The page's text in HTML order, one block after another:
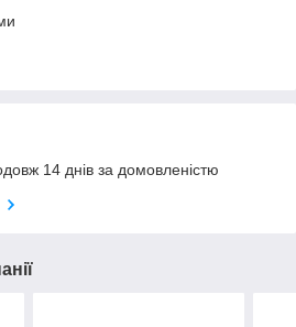
14 днів за домовленістю